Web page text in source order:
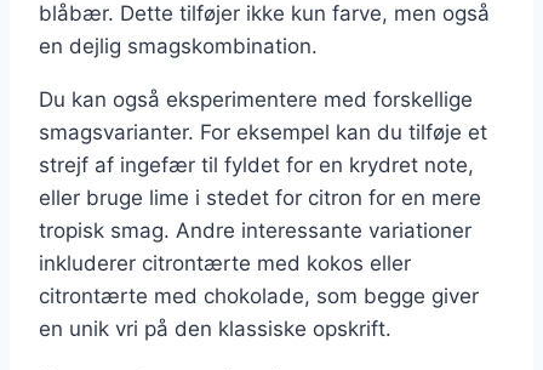
blåbær. Dette tilføjer ikke kun farve, men også
en dejlig smagskombination.
Du kan også eksperimentere med forskellige
smagsvarianter. For eksempel kan du tilføje et
strejf af ingefær til fyldet for en krydret note,
eller bruge lime i stedet for citron for en mere
tropisk smag. Andre interessante variationer
inkluderer citrontærte med kokos eller
citrontærte med chokolade, som begge giver
en unik vri på den klassiske opskrift.